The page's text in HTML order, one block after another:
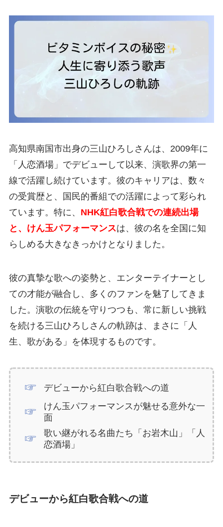
高知県南国市出身の三山ひろしさんは、2009年に
「人恋酒場」でデビューして以来、演歌界の第一
線で活躍し続けています。彼のキャリアは、数々
の受賞歴と、国民的番組での活躍によって彩られ
ています。特に、 NHK紅白歌合戦での連続出場
と、けん玉パフォーマンスは、彼の名を全国に知
らしめる大きなきっかけとなりました。
彼の真摯な歌への姿勢と、エンターテイナーとし
ての才能が融合し、多くのファンを魅了してきま
した。演歌の伝統を守りつつも、常に新しい挑戦
を続ける三山ひろしさんの軌跡は、まさに「人
生、歌がある」を体現するものです。
デビューから紅白歌合戦への道
けん玉パフォーマンスが魅せる意外な一
面
歌い継がれる名曲たち「お岩木山」「人
恋酒場」
デビューから紅白歌合戦への道